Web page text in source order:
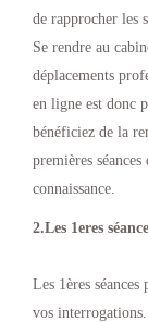
de rapprocher les
Se rendre au
déplacements
en ligne est donc
bénéficiez de la
premières
connaissance.
2.Les 1eres
Les 1ères
vos interrogations.